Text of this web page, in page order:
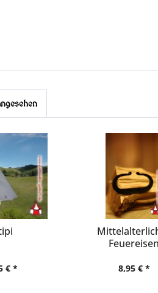
€ *
Feuereisen
8,95 € *